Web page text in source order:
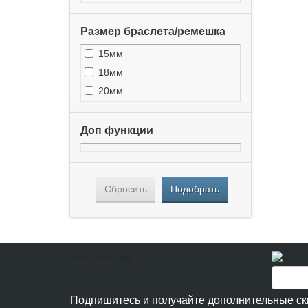
Размер браслета/ремешка
15мм
18мм
20мм
Доп функции
Сбросить Подобрать
Подпишитесь и получайте дополнительные